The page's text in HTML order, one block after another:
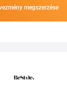
megszerzése